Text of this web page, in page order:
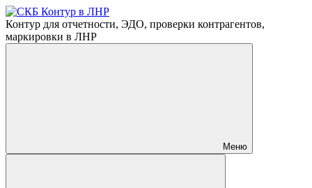
Контур для отчетности, ЭДО, проверки контрагентов,
маркировки в ЛНР
Меню